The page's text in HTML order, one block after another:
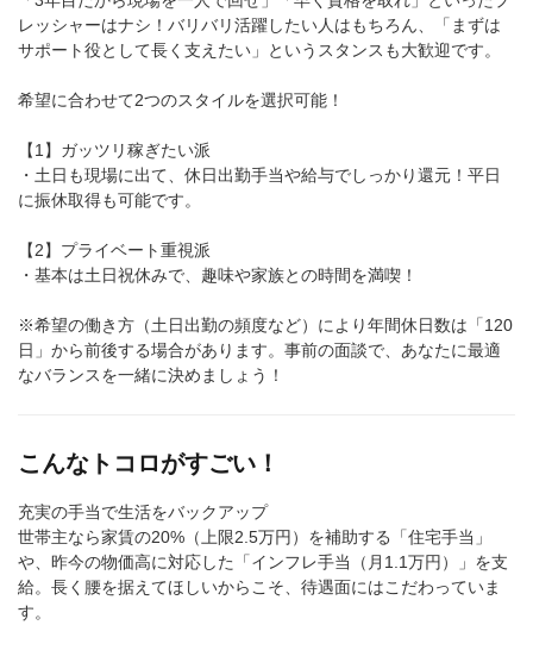
レッシャーはナシ！バリバリ活躍したい人はもちろん、「まずは
サポート役として長く支えたい」というスタンスも大歓迎です。
希望に合わせて2つのスタイルを選択可能！
【1】ガッツリ稼ぎたい派
・土日も現場に出て、休日出勤手当や給与でしっかり還元！平日
に振休取得も可能です。
【2】プライベート重視派
・基本は土日祝休みで、趣味や家族との時間を満喫！
※希望の働き方（土日出勤の頻度など）により年間休日数は「120
日」から前後する場合があります。事前の面談で、あなたに最適
なバランスを一緒に決めましょう！
こんなトコロがすごい！
充実の手当で生活をバックアップ
世帯主なら家賃の20%（上限2.5万円）を補助する「住宅手当」
や、昨今の物価高に対応した「インフレ手当（月1.1万円）」を支
給。長く腰を据えてほしいからこそ、待遇面にはこだわっていま
す。